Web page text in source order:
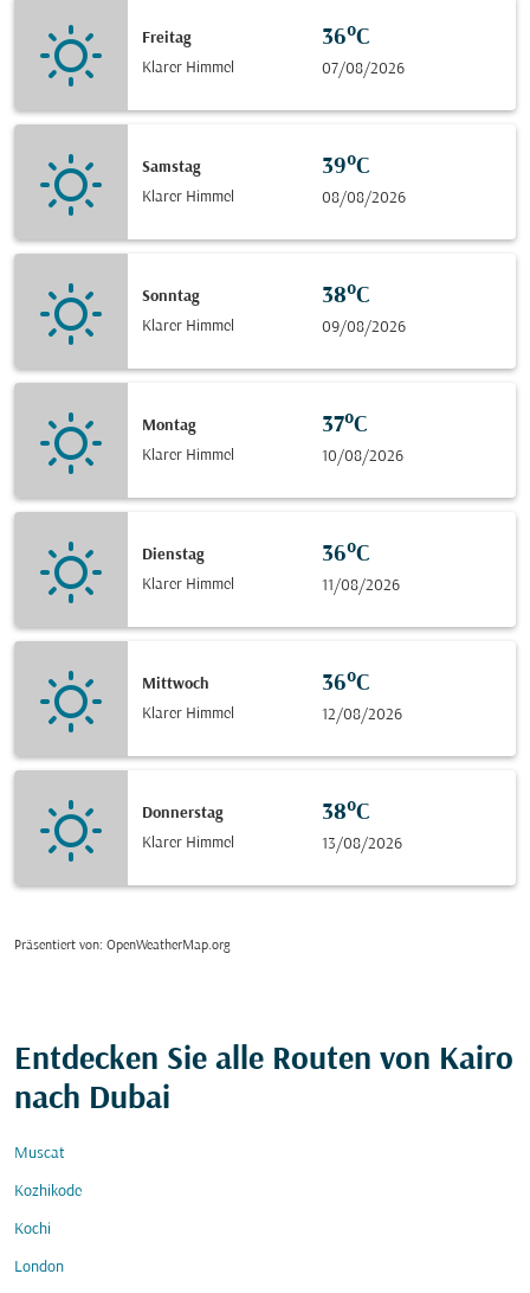
Freitag
Klarer Himmel
36°C
07/08/2026
Samstag
Klarer Himmel
39°C
08/08/2026
Sonntag
Klarer Himmel
38°C
09/08/2026
Montag
Klarer Himmel
37°C
10/08/2026
Dienstag
Klarer Himmel
36°C
11/08/2026
Mittwoch
Klarer Himmel
36°C
12/08/2026
Donnerstag
Klarer Himmel
38°C
13/08/2026
Präsentiert von: OpenWeatherMap.org
Entdecken Sie alle Routen von Kairo
nach Dubai
Muscat
Kozhikode
Kochi
London